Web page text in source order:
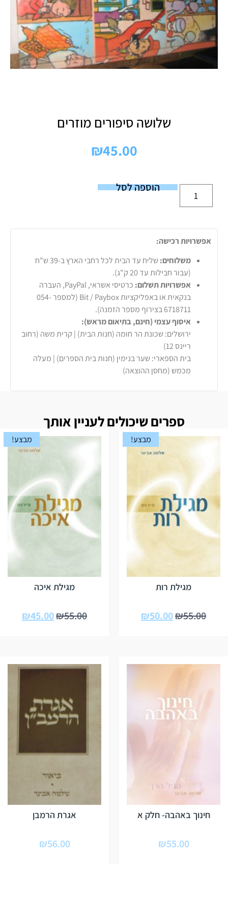
שלושה סיפורים מוזרים
₪45.00
הוספה לסל
אפשרויות רכישה:
משלוחים:
שליח עד הבית לכל רחבי הארץ ב-39 ש"ח
(עבור חבילות עד 20 ק"ג).
אפשרויות תשלום:
כרטיסי אשראי, PayPal, העברה
בנקאית או באפליקציות Bit / Paybox (למספר 054-
6718711 בצירוף מספר הזמנה).
איסוף עצמי (חינם, בתיאום מראש):
ירושלים: שכונת הר חומה (חנות הבית) | קרית משה (רחוב
ריינס 12)
בית הספארי: שער בנימין (חנות בית הספרים) | מעלה
מכמש (מחסן ההוצאה)
ספרים שיכולים לעניין אותך
מבצע!
מגילת רות
₪55.00
₪50.00
מבצע!
מגילת איכה
₪55.00
₪45.00
חינוך באהבה- חלק א
₪55.00
אגרת הרמבן
₪56.00